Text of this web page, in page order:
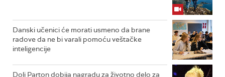
Danski učenici će morati usmeno da brane
radove da ne bi varali pomoću veštačke
inteligencije
Doli Parton dobija nagradu za životno delo za